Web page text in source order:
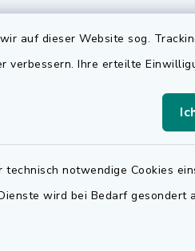
auf dieser Website sog.
verbessern. Ihre erteilte
notwendige Cookies
wird bei Bedarf gesondert
Montag bis Freitag:
07.30 - 12.00 Uhr
Dienstag zusätzlich:
Donnerstag